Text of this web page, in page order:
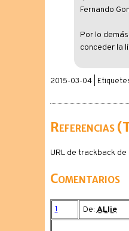
Fernando
Por lo
conceder la
2015-03-04 |
Referencias
URL de trackback
Comentarios
1 De: ALlie